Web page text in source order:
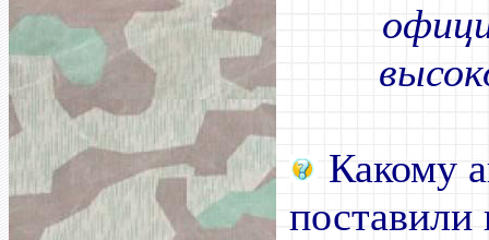
Какому
поставили